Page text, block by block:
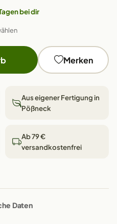
bei dir
Merken
Aus eigener Fertigung in
Pößneck
Ab 79 €
versandkostenfrei
Daten